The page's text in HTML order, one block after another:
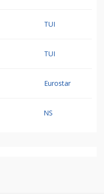
TUI
TUI
Eurostar
NS